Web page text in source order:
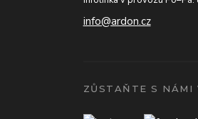
info@ardon.cz
ZŮSTAŇTE S NÁMI